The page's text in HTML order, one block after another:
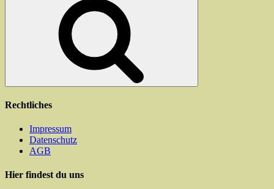
Optionen
können
auf
der
Produktseite
gewählt
werden
Rechtliches
Impressum
Datenschutz
AGB
Hier findest du uns